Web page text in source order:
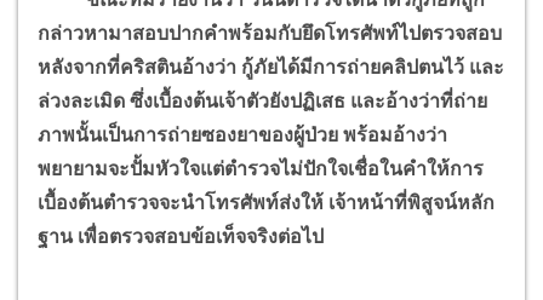
กล่าวหามาสอบปากคำพร้อมกับยึดโทรศัพท์ไปตรวจสอบ
หลังจากที่คริสตินอ้างว่า กู้ภัยได้มีการถ่ายคลิปตนไว้ และ
ล่วงละเมิด ซึ่งเบื้องต้นเจ้าตัวยังปฏิเสธ และอ้างว่าที่ถ่าย
ภาพนั้นเป็นการถ่ายซองยาของผู้ป่วย พร้อมอ้างว่า
พยายามจะปั้มหัวใจแต่ตำรวจไม่ปักใจเชื่อในคำให้การ
เบื้องต้นตำรวจจะนำโทรศัพท์ส่งให้ เจ้าหน้าที่พิสูจน์หลัก
ฐาน เพื่อตรวจสอบข้อเท็จจริงต่อไป